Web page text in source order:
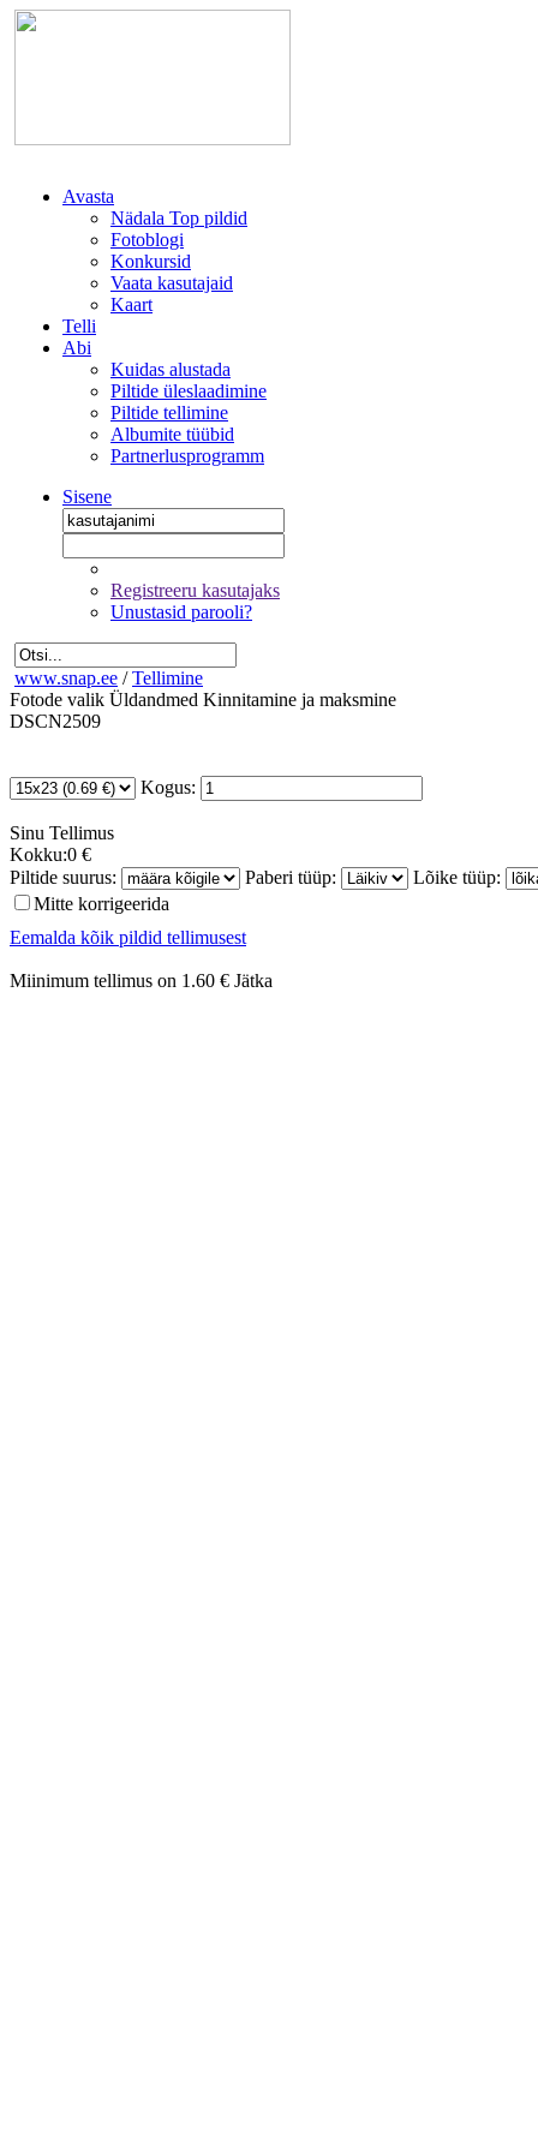
Avasta
Nädala Top pildid
Fotoblogi
Konkursid
Vaata kasutajaid
Kaart
Telli
Abi
Kuidas alustada
Piltide üleslaadimine
Piltide tellimine
Albumite tüübid
Partnerlusprogramm
Sisene
Registreeru kasutajaks
Unustasid parooli?
www.snap.ee / Tellimine
Fotode valik Üldandmed Kinnitamine ja maksmine
DSCN2509
Kogus:
Sinu Tellimus
Kokku:0 €
Piltide suurus:
Paberi tüüp:
Lõike tüüp:
Mitte korrigeerida
Eemalda kõik pildid tellimusest
Miinimum tellimus on 1.60 € Jätka